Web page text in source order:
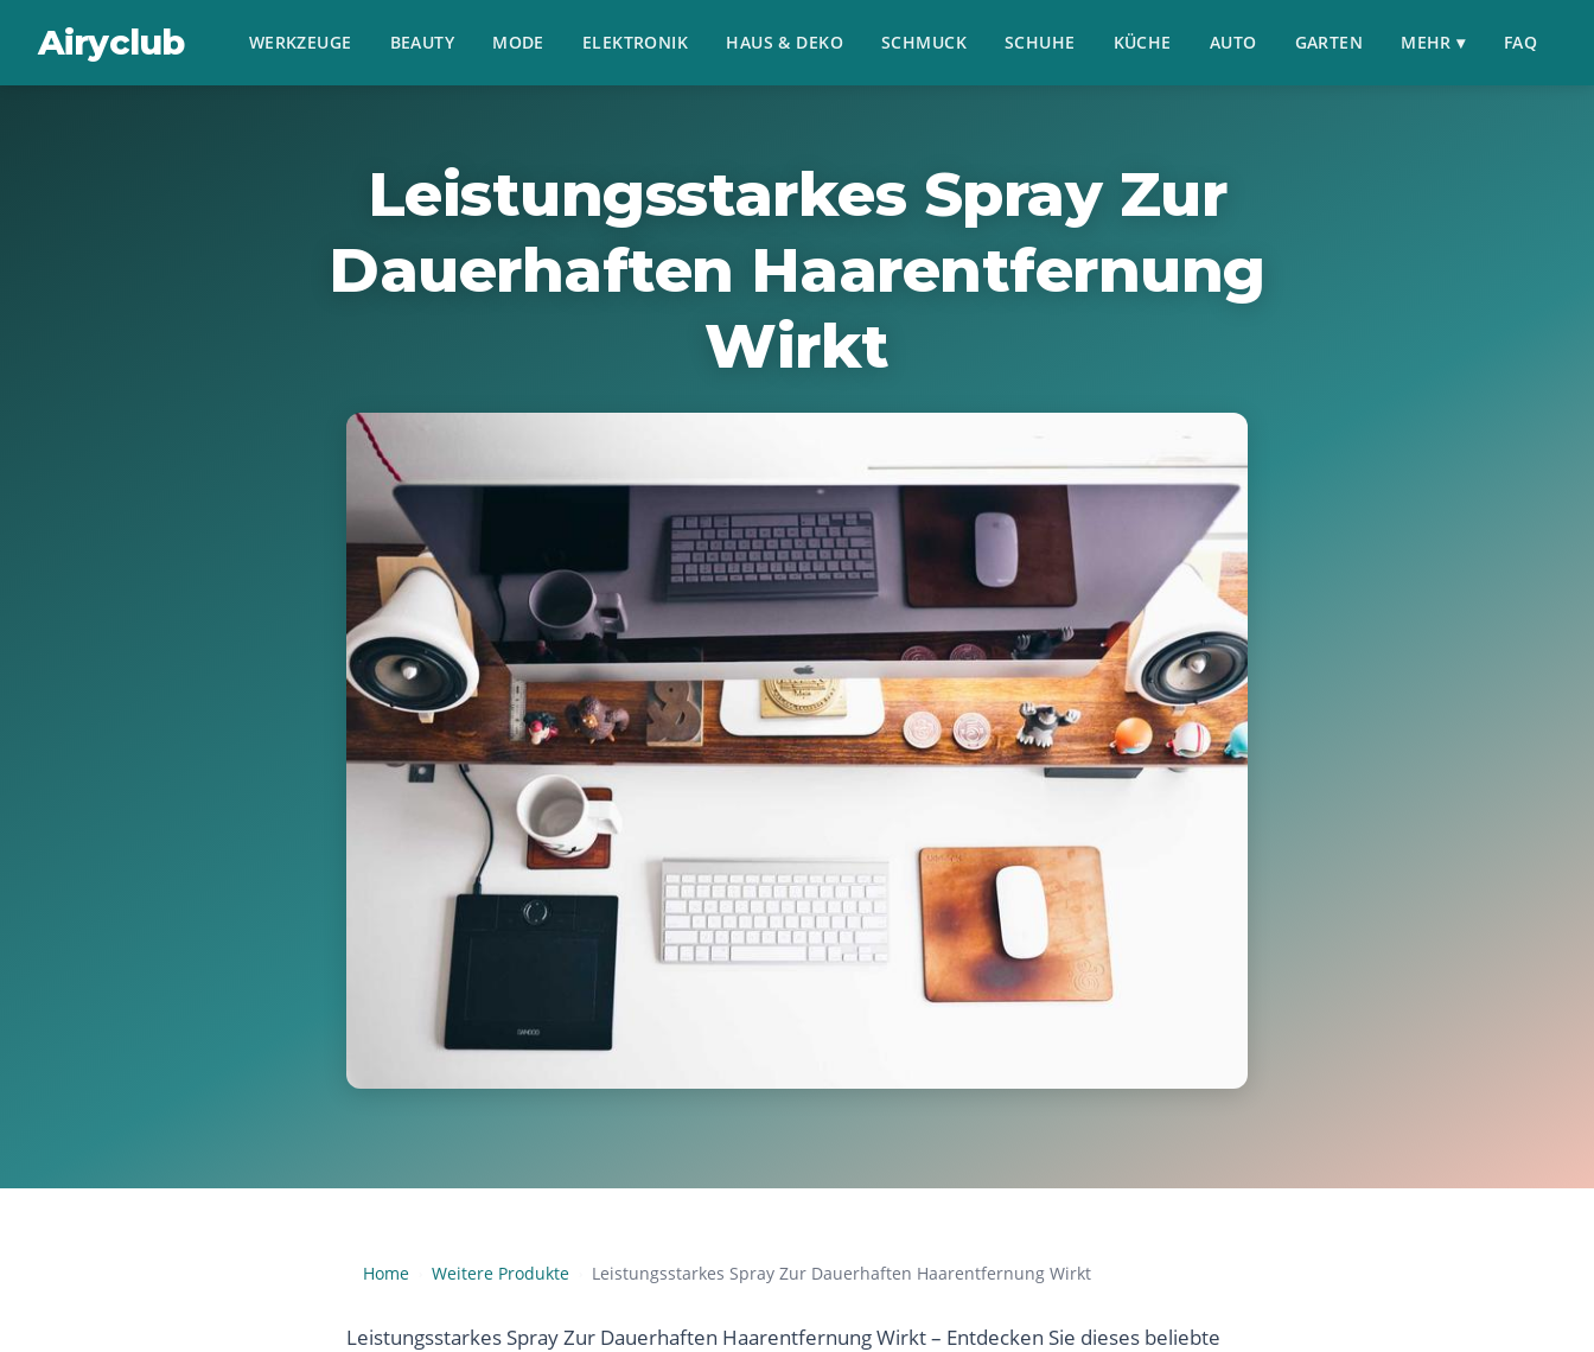
Airyclub WERKZEUGE BEAUTY MODE ELEKTRONIK HAUS & DEKO SCHMUCK SCHUHE KÜCHE AUTO GARTEN MEHR ▾ FAQ
Leistungsstarkes Spray Zur
Dauerhaften Haarentfernung
Wirkt
Home Weitere Produkte Leistungsstarkes Spray Zur Dauerhaften Haarentfernung Wirkt
Leistungsstarkes Spray Zur Dauerhaften Haarentfernung Wirkt – Entdecken Sie dieses beliebte